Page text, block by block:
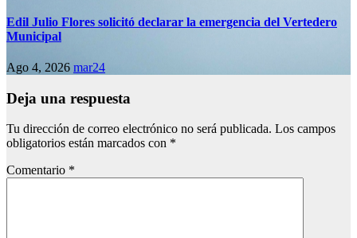
Edil Julio Flores solicitó declarar la emergencia del Vertedero
Municipal
Ago 4, 2026 mar24
Deja una respuesta
Tu dirección de correo electrónico no será publicada. Los campos
obligatorios están marcados con *
Comentario *